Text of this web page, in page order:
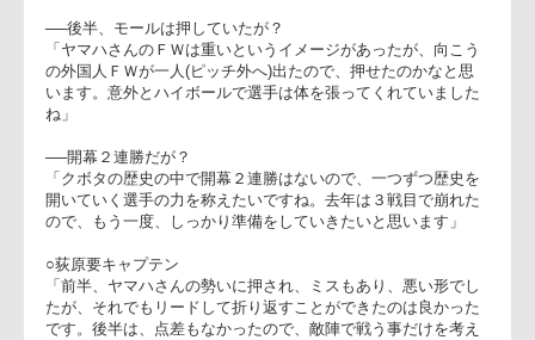
スが多く、苦しかったが、一つのチェイス、タックルできっか
けを作って逆転できました。後半は雨が激しかったので、しっ
かりキャッチ、サポートしようと、シンプルに戦おうと選手に
言いました。雨の中、お互い攻め手がなく、大変なゲームでし
た。危うい場面もあったので、これから直していきたいと思い
──ドゥラーム選手の出来は？
「ペナルティキックは調子悪かったですね。外に蹴ってちょっ
と意地になっていました。先週の疲れが残っているけれど、プ
ロなのでね。しっかり休ませたいと思います。修正させて次に
つなげたいです」
──後半、モールは押していたが？